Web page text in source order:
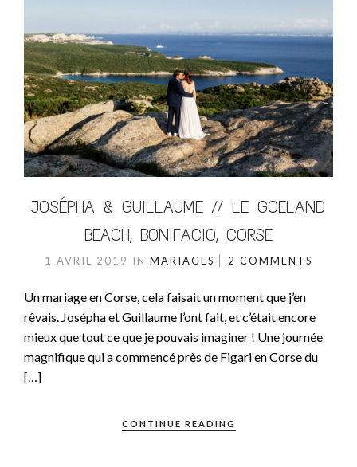
JOSÉPHA & GUILLAUME // LE GOELAND
BEACH, BONIFACIO, CORSE
1 AVRIL 2019 IN MARIAGES 2 COMMENTS
Un mariage en Corse, cela faisait un moment que j’en
rêvais. Josépha et Guillaume l’ont fait, et c’était encore
mieux que tout ce que je pouvais imaginer ! Une journée
magnifique qui a commencé près de Figari en Corse du
[…]
CONTINUE READING